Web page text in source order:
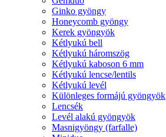
Ginko gyöngy
Honeycomb gyöngy
Kerek gyöngyök
Kétlyukú bell
Kétlyukú háromszög
Kétlyukú kaboson 6 mm
Kétlyukú lencse/lentils
Kétlyukú levél
Különleges formájú gyöngyök
Lencsék
Levél alakú gyöngyök
Masnigyöngy (farfalle)